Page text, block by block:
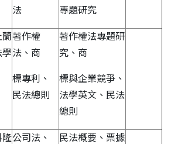
法
專題研究
蘭
學
著作權
法、商
標專利、
民法總則
著作權法專題研
究、商
標與企業競爭、
法學英文、民法
總則
隆公司法、
民法概要、票據